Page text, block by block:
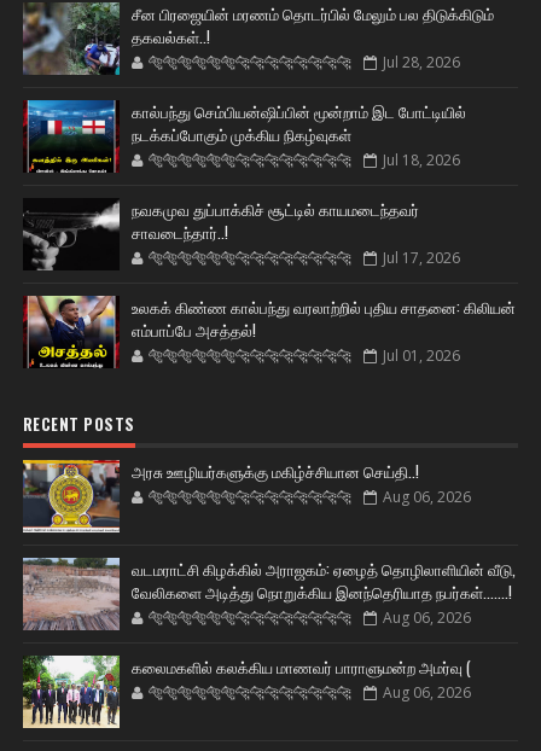
சீன பிரஜையின் மரணம் தொடர்பில் மேலும் பல திடுக்கிடும்
தகவல்கள்..!
🐅🐅🐅🐅🐅🐅🐆🐆🐆🐆🐆🐆🐆🐆 Jul 28, 2026
கால்பந்து செம்பியன்ஷிப்பின் மூன்றாம் இட போட்டியில்
நடக்கப்போகும் முக்கிய நிகழ்வுகள்
🐅🐅🐅🐅🐅🐅🐆🐆🐆🐆🐆🐆🐆🐆 Jul 18, 2026
நவகமுவ துப்பாக்கிச் சூட்டில் காயமடைந்தவர்
சாவடைந்தார்..!
🐅🐅🐅🐅🐅🐅🐆🐆🐆🐆🐆🐆🐆🐆 Jul 17, 2026
உலகக் கிண்ண கால்பந்து வரலாற்றில் புதிய சாதனை: கிலியன்
எம்பாப்பே அசத்தல்!
🐅🐅🐅🐅🐅🐅🐆🐆🐆🐆🐆🐆🐆🐆 Jul 01, 2026
RECENT POSTS
அரசு ஊழியர்களுக்கு மகிழ்ச்சியான செய்தி..!
🐅🐅🐅🐅🐅🐅🐆🐆🐆🐆🐆🐆🐆🐆 Aug 06, 2026
வடமராட்சி கிழக்கில் அராஜகம்: ஏழைத் தொழிலாளியின் வீடு,
வேலிகளை அடித்து நொறுக்கிய இனந்தெரியாத நபர்கள்.......!
🐅🐅🐅🐅🐅🐅🐆🐆🐆🐆🐆🐆🐆🐆 Aug 06, 2026
கலைமகளில் கலக்கிய மாணவர் பாராளுமன்ற அமர்வு (
🐅🐅🐅🐅🐅🐅🐆🐆🐆🐆🐆🐆🐆🐆 Aug 06, 2026